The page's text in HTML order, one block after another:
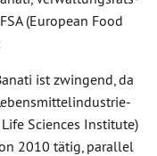
(European Food
ist zwingend, da
Sciences Institute)
2010 tätig, parallel